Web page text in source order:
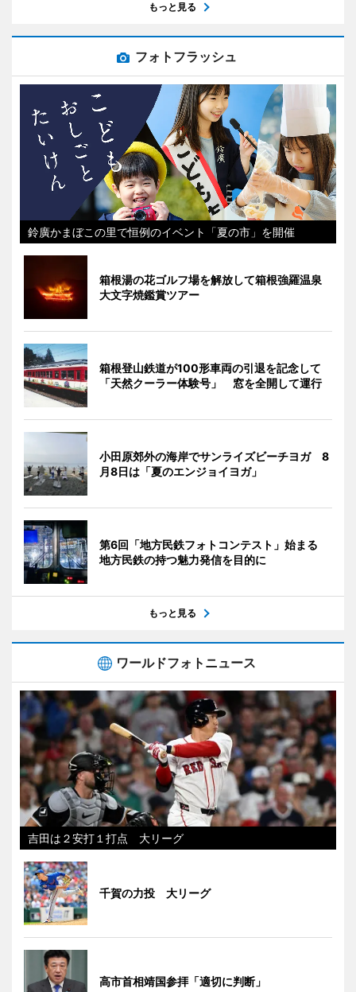
もっと見る
フォトフラッシュ
鈴廣かまぼこの里で恒例のイベント「夏の市」を開催
箱根湯の花ゴルフ場を解放して箱根強羅温泉
大文字焼鑑賞ツアー
箱根登山鉄道が100形車両の引退を記念して
「天然クーラー体験号」 窓を全開して運行
小田原郊外の海岸でサンライズビーチヨガ 8
月8日は「夏のエンジョイヨガ」
第6回「地方民鉄フォトコンテスト」始まる
地方民鉄の持つ魅力発信を目的に
もっと見る
ワールドフォトニュース
吉田は２安打１打点 大リーグ
千賀の力投 大リーグ
高市首相靖国参拝「適切に判断」